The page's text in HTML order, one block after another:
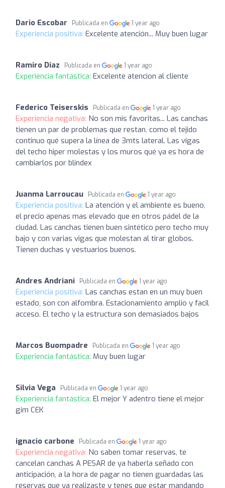
Dario Escobar Publicada en 1 year ago
Experiencia positiva: Excelente atención... Muy buen lugar
Ramiro Diaz Publicada en 1 year ago
Experiencia fantástica: Excelente atencion al cliente
Federico Teiserskis Publicada en 1 year ago
Experiencia negativa: No son mis favoritas... Las canchas
tienen un par de problemas que restan, como el tejido
continuo qué supera la línea de 3mts lateral. Las vigas
del techo hiper molestas y los muros qué ya es hora de
cambiarlos por blindex
Juanma Larroucau Publicada en 1 year ago
Experiencia positiva: La atención y el ambiente es bueno,
el precio apenas mas elevado que en otros pádel de la
ciudad. Las canchas tienen buen sintético pero techo muy
bajo y con varias vigas que molestan al tirar globos.
Tienen duchas y vestuarios buenos.
Andres Andriani Publicada en 1 year ago
Experiencia positiva: Las canchas estan en un muy buen
estado, son con alfombra. Estacionamiento amplio y facil
acceso. El techo y la estructura son demasiados bajos
Marcos Buompadre Publicada en 1 year ago
Experiencia fantástica: Muy buen lugar
Silvia Vega Publicada en 1 year ago
Experiencia fantástica: El mejor Y adentro tiene el mejor
gim CEK
ignacio carbone Publicada en 1 year ago
Experiencia negativa: No saben tomar reservas, te
cancelan canchas A PESAR de ya haberla señado con
anticipación, a la hora de pagar no tienen guardadas las
reservas que ya realizaste y tenes que estar mandando